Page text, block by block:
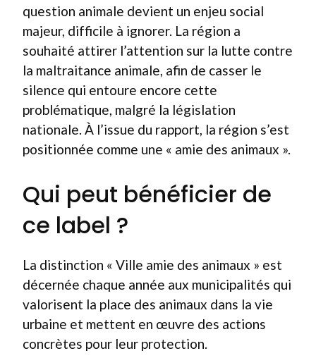
question animale devient un enjeu social
majeur, difficile à ignorer. La région a
souhaité attirer l’attention sur la lutte contre
la maltraitance animale, afin de casser le
silence qui entoure encore cette
problématique, malgré la législation
nationale. À l’issue du rapport, la région s’est
positionnée comme une « amie des animaux ».
Qui peut bénéficier de
ce label ?
La distinction « Ville amie des animaux » est
décernée chaque année aux municipalités qui
valorisent la place des animaux dans la vie
urbaine et mettent en œuvre des actions
concrètes pour leur protection.